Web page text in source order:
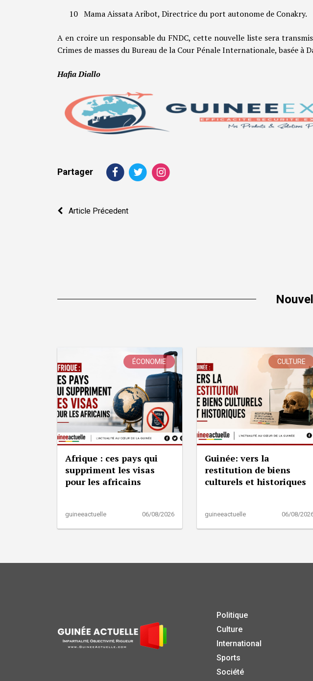
10 Mama Aissata Aribot, Directrice du port autonome de Conakry.
A en croire un responsable du FNDC, cette nouvelle liste sera
Crimes de masses du Bureau de la Cour Pénale Internationale, basée à
Hafia Diallo
Partager
Navigation
Article Précedent
ÉCONOMIE
Afrique : ces pays qui
suppriment les visas
pour les africains
guineeactuelle 06/08/2026
CULTURE
Guinée: vers la
restitution de biens
culturels et historiques
guineeactuelle 06/08/
Politique
Culture
International
Sports
Société